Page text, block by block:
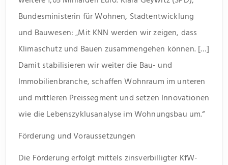
Bundesministerin für Wohnen, Stadtentwicklung
und Bauwesen: „Mit KNN werden wir zeigen, dass
Klimaschutz und Bauen zusammengehen können. […]
Damit stabilisieren wir weiter die Bau- und
Immobilienbranche, schaffen Wohnraum im unteren
und mittleren Preissegment und setzen Innovationen
wie die Lebenszyklusanalyse im Wohnungsbau um.“
Förderung und Voraussetzungen
Die Förderung erfolgt mittels zinsverbilligter KfW-